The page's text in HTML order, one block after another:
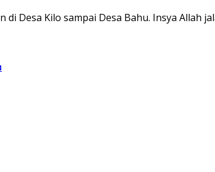
Desa Kilo sampai Desa Bahu. Insya Allah